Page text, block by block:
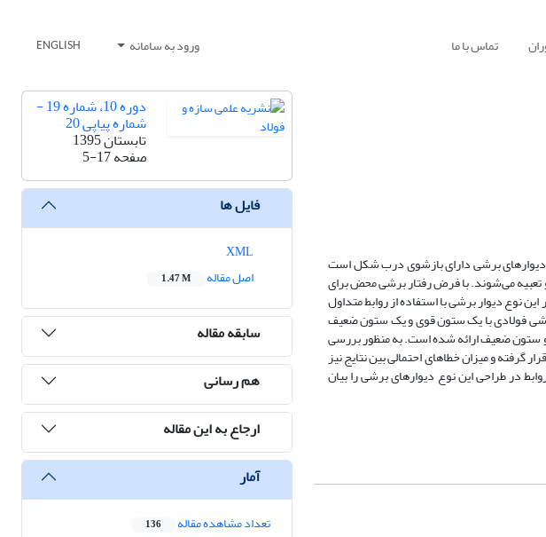
تماس با ما ورود به سامانه ENGLISH
دیوارهای برشی دارای بازشوی درب شکل است
تعبیه می‌شوند. با فرض رفتار برشی محض برای
نوع دیوار برشی با استفاده از روابط متداول
برشی فولادی با یک ستون قوی و یک ستون ضعیف
ستون ضعیف ارائه شده است. به منظور بررسی
قرار گرفته و میزان خطاهای احتمالی بین نتایج نیز
در طراحی این نوع دیوارهای برشی را بیان
دوره 10، شماره 19 -
شماره پیاپی 20
تابستان 1395
صفحه5-17
فایل ها
اصل مقاله
1.47 M
سابقه مقاله
هم رسانی
ارجاع به این مقاله
آمار
تعداد مشاهده مقاله 136